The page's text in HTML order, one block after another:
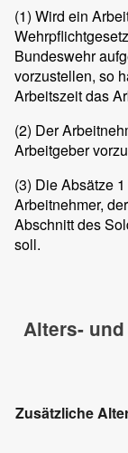
(1) Wird ein
Bundeswehr
vorzustellen, so
Arbeitszeit das
(2) Der
Arbeitgeber
(3) Die Absätze
Arbeitnehmer,
Abschnitt des
soll.
Alters-
Zusätzliche